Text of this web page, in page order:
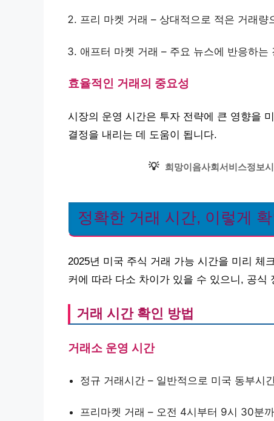
프리 마켓 거래 – 상대적으로 적은 거래
애프터 마켓 거래 – 주요 뉴스에 반응하
효율적인 거래의 중요성
시장의 운영 시간은 투자 전략에 큰 영향을
결정을 내리는 데 도움이 됩니다.
💡 희망이음사회서비스정보
정확한 거래 시간, 이렇게
2025년 미국 주식 거래 가능 시간을 미리 체
커에 따라 다소 차이가 있을 수 있으니, 공식
거래 시간 확인 방법
거래소 운영 시간
정규 거래시간 – 일반적으로 미국 동부시
프리마켓 거래 – 오전 4시부터 9시 30분